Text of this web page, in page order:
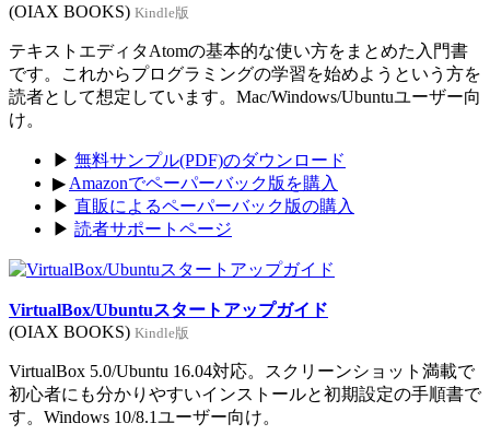
(OIAX BOOKS) Kindle版
テキストエディタAtomの基本的な使い方をまとめた入門書
です。これからプログラミングの学習を始めようという方を
読者として想定しています。Mac/Windows/Ubuntuユーザー向
け。
▶ 無料サンプル(PDF)のダウンロード
▶ Amazonでペーパーバック版を購入
▶ 直販によるペーパーバック版の購入
▶ 読者サポートページ
VirtualBox/Ubuntuスタートアップガイド
(OIAX BOOKS) Kindle版
VirtualBox 5.0/Ubuntu 16.04対応。スクリーンショット満載で
初心者にも分かりやすいインストールと初期設定の手順書で
す。Windows 10/8.1ユーザー向け。